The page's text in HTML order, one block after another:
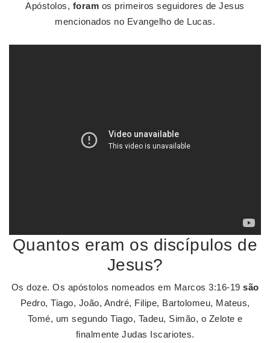
Apóstolos, foram os primeiros seguidores de Jesus
mencionados no Evangelho de Lucas.
Quantos eram os discípulos de
Jesus?
Os doze. Os apóstolos nomeados em Marcos 3:16-19 são
Pedro, Tiago, João, André, Filipe, Bartolomeu, Mateus,
Tomé, um segundo Tiago, Tadeu, Simão, o Zelote e
finalmente Judas Iscariotes.